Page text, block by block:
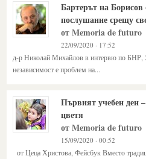
Бартерът на
послушание срещу
от Memoria de futuro
22/09/2020 · 17:52
д-р Николай Михайлов в интервю по БНР,
независимост е проблем на...
Първият учебен ден
цветя
от Memoria de futuro
15/09/2020 · 00:52
от Цеца Христова, Фейсбук Вместо